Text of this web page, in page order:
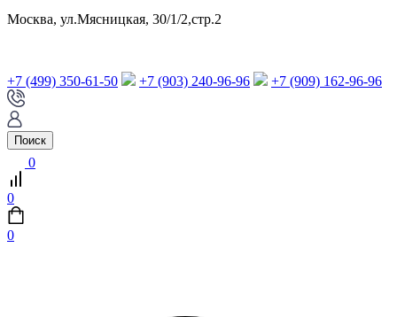
Москва, ул.Мясницкая, 30/1/2,стр.2
+7 (499) 350-61-50 +7 (903) 240-96-96 +7 (909) 162-96-96
Поиск
0
0
0